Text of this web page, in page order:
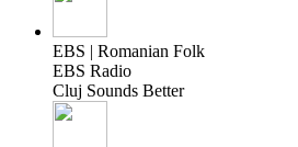
EBS | Romanian Folk
EBS Radio
Cluj Sounds Better